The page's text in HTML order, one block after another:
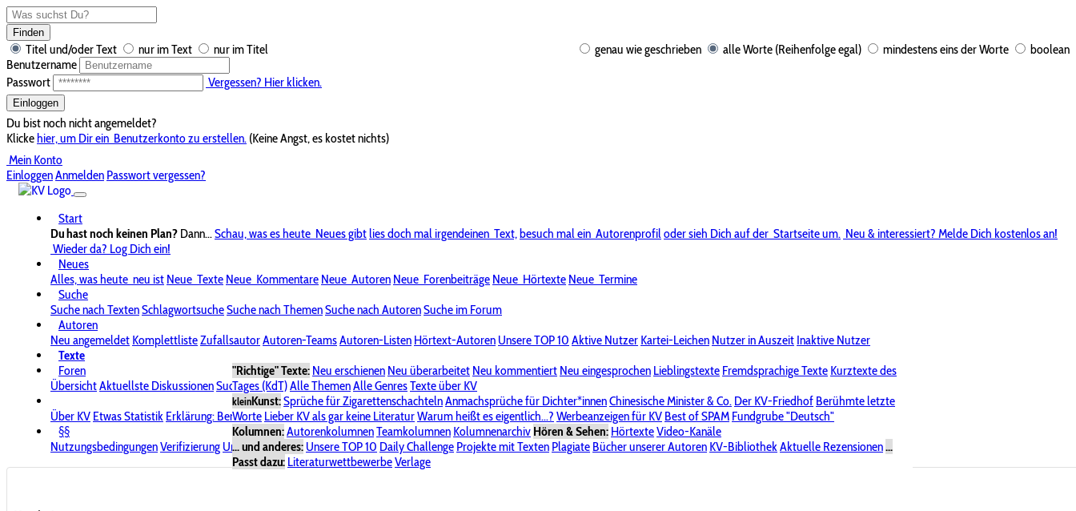
Finden
genau wie geschrieben alle Worte (Reihenfolge egal) mindestens eins der Worte boolean
Titel und/oder Text nur im Text
nur im Titel
Benutzername
Passwort
Vergessen? Hier klicken.
Einloggen
Du bist noch nicht angemeldet?
Klickehier, um Dir ein Benutzerkonto zu erstellen. (Keine Angst, es kostet nichts)
Mein Konto
EinloggenAnmelden Passwort vergessen?
Start
Du hast noch keinen Plan? Dann...Schau, was es heute Neues gibtlies doch mal irgendeinen Text,besuch mal ein Autorenprofiloder sieh Dich auf der Startseite um. Neu & interessiert? Melde Dich kostenlos an!
Wieder da? Log Dich ein!
Neues
Alles, was heute neu ist Neue Texte Neue Kommentare Neue Autoren Neue Forenbeiträge Neue Hörtexte Neue Termine
Suche
Suche nach TextenSchlagwortsucheSuche nach ThemenSuche nach AutorenSuche im Forum
Autoren
Neu angemeldet KomplettlisteZufallsautorAutoren-TeamsAutoren-Listen Hörtext-Autoren Unsere TOP 10 Aktive Nutzer Kartei-Leichen Nutzer in Auszeit Inaktive Nutzer
Texte
"Richtige" Texte: Neu erschienen Neu überarbeitet Neu kommentiert Neu eingesprochen Lieblingstexte Fremdsprachige Texte Kurztexte des
Tages (KdT)Alle ThemenAlle GenresTexte über KV
kleinKunst:Sprüche für ZigarettenschachtelnAnmachsprüche für Dichter*innenChinesische Minister & Co. Der KV-Friedhof Berühmte letzte
Worte Lieber KV als gar keine LiteraturWarum heißt es eigentlich...? Werbeanzeigen für KV Best of SPAM Fundgrube "Deutsch"
Kolumnen:AutorenkolumnenTeamkolumnen Kolumnenarchiv Hören & Sehen: HörtexteVideo-Kanäle
... und anderes: Unsere TOP 10 Daily Challenge Projekte mit Texten Plagiate Bücher unserer Autoren KV-BibliothekAktuelle Rezensionen...
Passt dazu: LiteraturwettbewerbeVerlage
Foren
ÜbersichtAktuellste DiskussionenSuche im ForumBereich "KV-Board"Bereich "Literatur & Schreiberei"
Über KV Etwas Statistik Erklärung: BenutzersymboleSpende für KV Unsere SpenderlisteAlle Wege führen zu KVPasswort vergessen?
§§
NutzungsbedingungenVerifizierung UrheberrechtAvatare & BilderStalkingDatenschutzerklärungImpressum